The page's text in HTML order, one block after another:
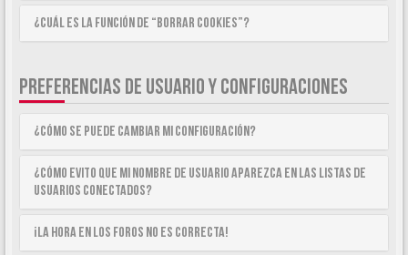
¿Cuál es la función de “Borrar cookies”?
PREFERENCIAS DE USUARIO Y CONFIGURACIONES
¿Cómo se puede cambiar mi configuración?
¿Cómo evito que mi nombre de usuario aparezca en las listas de
usuarios conectados?
¡La hora en los foros no es correcta!